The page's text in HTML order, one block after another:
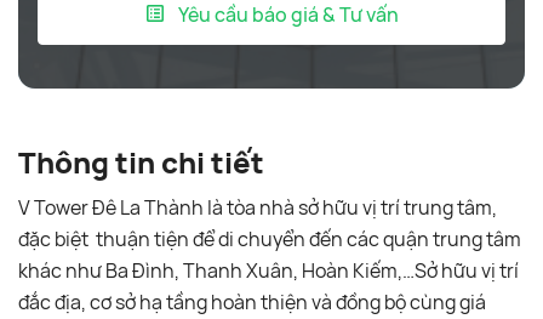
Yêu cầu báo giá & Tư vấn
Thông tin chi tiết
V Tower Đê La Thành là tòa nhà sở hữu vị trí trung tâm,
đặc biệt thuận tiện để di chuyển đến các quận trung tâm
khác như Ba Đình, Thanh Xuân, Hoàn Kiếm,…Sở hữu vị trí
đắc địa, cơ sở hạ tầng hoàn thiện và đồng bộ cùng giá